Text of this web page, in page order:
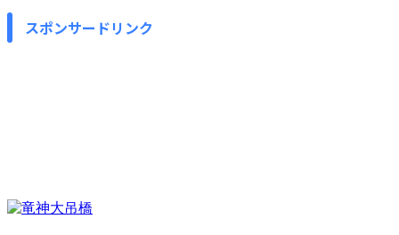
スポンサードリンク